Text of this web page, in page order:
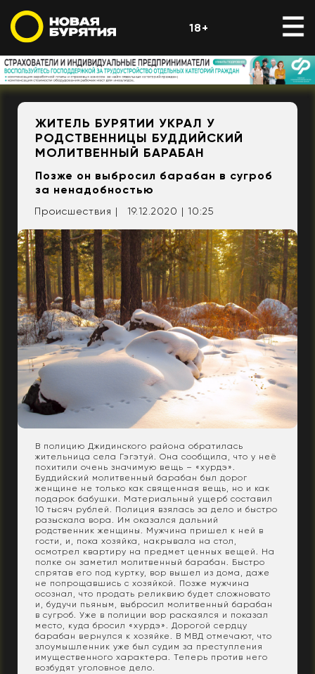
18+
ЖИТЕЛЬ БУРЯТИИ УКРАЛ У
РОДСТВЕННИЦЫ БУДДИЙСКИЙ
МОЛИТВЕННЫЙ БАРАБАН
Позже он выбросил барабан в сугроб
за ненадобностью
Происшествия | 19.12.2020 | 10:25
В полицию Джидинского района обратилась
жительница села Гэгэтуй. Она сообщила, что у неё
похитили очень значимую вещь – «хурдэ».
Буддийский молитвенный барабан был дорог
женщине не только как священная вещь, но и как
подарок бабушки. Материальный ущерб составил
10 тысяч рублей. Полиция взялась за дело и быстро
разыскала вора. Им оказался дальний
родственник женщины. Мужчина пришел к ней в
гости, и, пока хозяйка, накрывала на стол,
осмотрел квартиру на предмет ценных вещей. На
полке он заметил молитвенный барабан. Быстро
спрятав его под куртку, вор вышел из дома, даже
не попрощавшись с хозяйкой. Позже мужчина
осознал, что продать реликвию будет сложновато
и, будучи пьяным, выбросил молитвенный барабан
в сугроб. Уже в полиции вор раскаялся и показал
место, куда бросил «хурдэ». Дорогой сердцу
барабан вернулся к хозяйке. В МВД отмечают, что
злоумышленник уже был судим за преступления
имущественного характера. Теперь против него
возбудят уголовное дело.